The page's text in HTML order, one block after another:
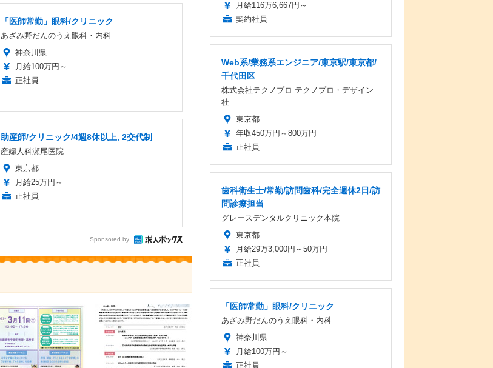
「医師常勤」眼科/クリニック
あざみ野だんのうえ眼科・内科
神奈川県
月給100万円～
正社員
助産師/クリニック/4週8休以上, 2交代制
産婦人科瀬尾医院
東京都
月給25万円～
正社員
Sponsored by
月給116万6,667円～
契約社員
Web系/業務系エンジニア/東京駅/東京都/
千代田区
株式会社テクノプロ テクノプロ・デザイン
社
東京都
年収450万円～800万円
正社員
歯科衛生士/常勤/訪問歯科/完全週休2日/訪
問診療担当
グレースデンタルクリニック本院
東京都
月給29万3,000円～50万円
正社員
「医師常勤」眼科/クリニック
あざみ野だんのうえ眼科・内科
神奈川県
月給100万円～
正社員